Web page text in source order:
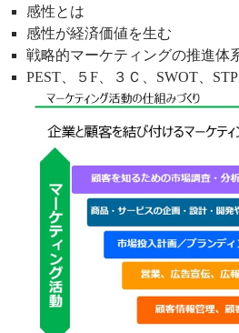
感性とは
感性が経済価値を生む
戦略的マーケティングの推進体
PEST、５F、３Ｃ、SWOT、